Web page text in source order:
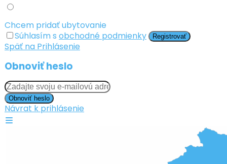
Chcem pridať ubytovanie
Súhlasím s obchodné podmienky Registrovať
Späť na Prihlásenie
Obnoviť heslo
Obnoviť heslo
Návrat k prihlásenie